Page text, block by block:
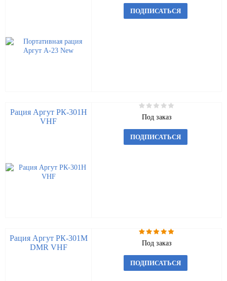
ПОДПИСАТЬСЯ
Рация Аргут РК-301Н
VHF
Под заказ
ПОДПИСАТЬСЯ
Рация Аргут РК-301М
DMR VHF
Под заказ
ПОДПИСАТЬСЯ